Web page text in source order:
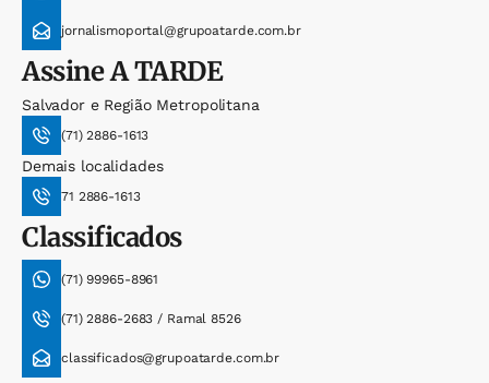
jornalismoportal@grupoatarde.com.br
AssineA TARDE
Salvador e Região Metropolitana
(71) 2886-1613
Demais localidades
71 2886-1613
Classificados
(71) 99965-8961
(71) 2886-2683 / Ramal 8526
classificados@grupoatarde.com.br